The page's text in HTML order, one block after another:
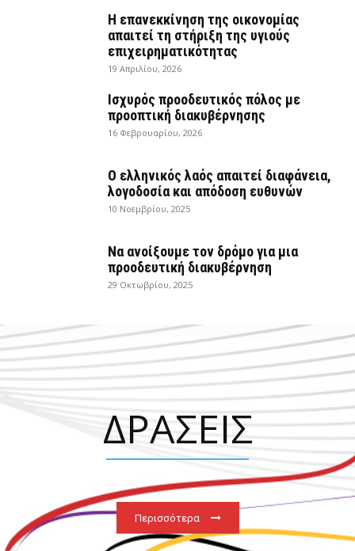
Η επανεκκίνηση της οικονομίας
απαιτεί τη στήριξη της υγιούς
επιχειρηματικότητας
19 Απριλίου, 2026
Ισχυρός προοδευτικός πόλος με
προοπτική διακυβέρνησης
16 Φεβρουαρίου, 2026
Ο ελληνικός λαός απαιτεί διαφάνεια,
λογοδοσία και απόδοση ευθυνών
10 Νοεμβρίου, 2025
Να ανοίξουμε τον δρόμο για μια
προοδευτική διακυβέρνηση
29 Οκτωβρίου, 2025
ΔΡΑΣΕΙΣ
Περισσότερα